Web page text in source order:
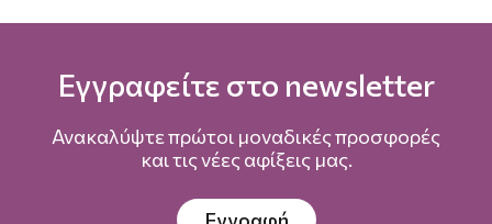
Εγγραφείτε στο newsletter
Ανακαλύψτε πρώτοι μοναδικές προσφορές
και τις νέες αφίξεις μας.